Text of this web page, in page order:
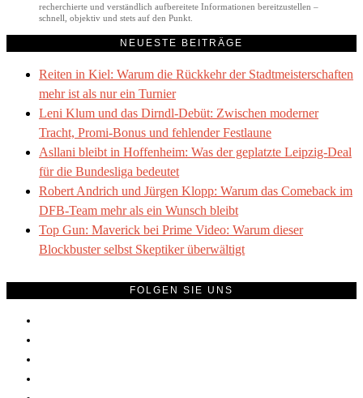
recherchierte und verständlich aufbereitete Informationen bereitzustellen –
schnell, objektiv und stets auf den Punkt.
NEUESTE BEITRÄGE
Reiten in Kiel: Warum die Rückkehr der Stadtmeisterschaften
mehr ist als nur ein Turnier
Leni Klum und das Dirndl-Debüt: Zwischen moderner
Tracht, Promi-Bonus und fehlender Festlaune
Asllani bleibt in Hoffenheim: Was der geplatzte Leipzig-Deal
für die Bundesliga bedeutet
Robert Andrich und Jürgen Klopp: Warum das Comeback im
DFB-Team mehr als ein Wunsch bleibt
Top Gun: Maverick bei Prime Video: Warum dieser
Blockbuster selbst Skeptiker überwältigt
FOLGEN SIE UNS